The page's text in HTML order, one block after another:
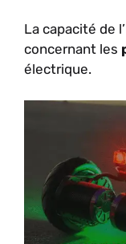
La capacité de
concernant les
électrique.